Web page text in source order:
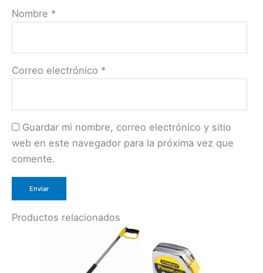
Nombre *
Correo electrónico *
Guardar mi nombre, correo electrónico y sitio
web en este navegador para la próxima vez que
comente.
Productos relacionados